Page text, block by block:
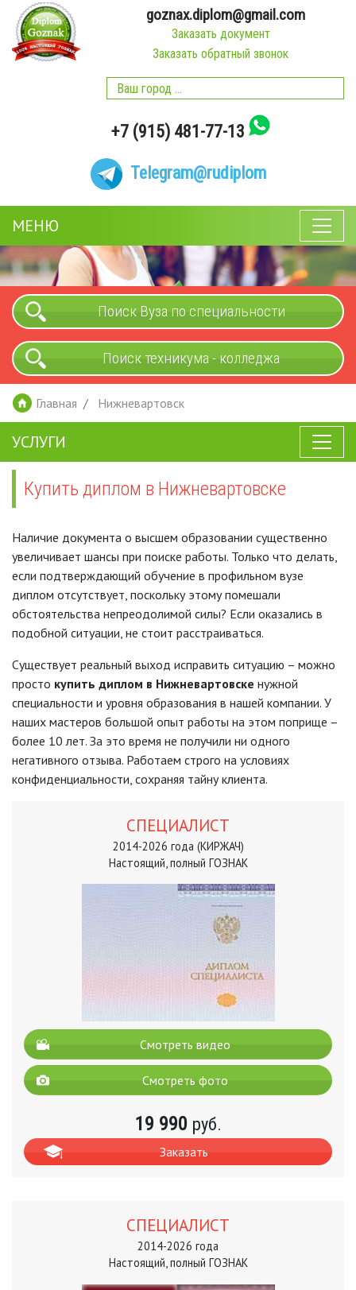
goznax.diplom@gmail.com
Заказать документ
Заказать обратный звонок
+7 (915) 481-77-13
Telegram@rudiplom
МЕНЮ
Поиск Вуза по специальности
Поиск техникума - колледжа
Главная Нижневартовск
УСЛУГИ
Купить диплом в Нижневартовске
Наличие документа о высшем образовании существенно
увеличивает шансы при поиске работы. Только что делать,
если подтверждающий обучение в профильном вузе
диплом отсутствует, поскольку этому помешали
обстоятельства непреодолимой силы? Если оказались в
подобной ситуации, не стоит расстраиваться.
Существует реальный выход исправить ситуацию – можно
просто купить диплом в Нижневартовске нужной
специальности и уровня образования в нашей компании. У
наших мастеров большой опыт работы на этом поприще –
более 10 лет. За это время не получили ни одного
негативного отзыва. Работаем строго на условиях
конфиденциальности, сохраняя тайну клиента.
СПЕЦИАЛИСТ
2014-2026 года (КИРЖАЧ)
Настоящий, полный ГОЗНАК
Смотреть видео
Смотреть фото
19 990 руб.
Заказать
СПЕЦИАЛИСТ
2014-2026 года
Настоящий, полный ГОЗНАК